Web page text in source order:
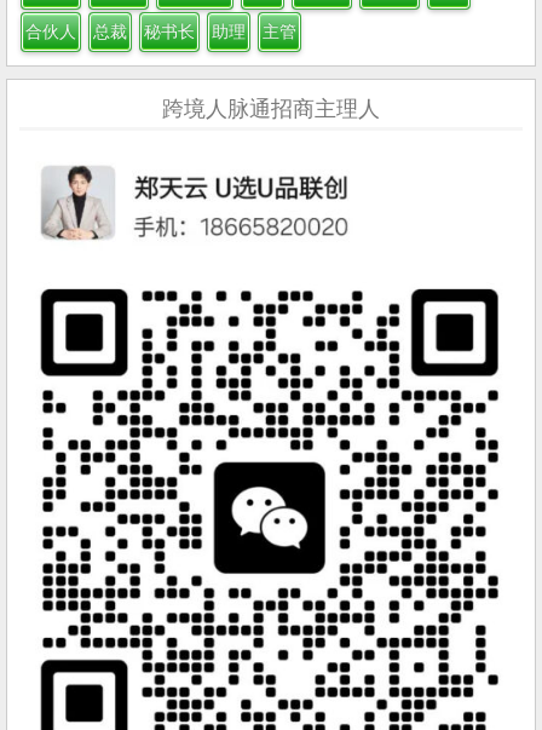
合伙人 总裁 秘书长 助理 主管
跨境人脉通招商主理人